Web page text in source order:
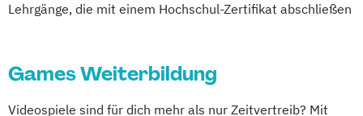
Lehrgänge, die mit einem Hochschul-Zertifikat abschließen
Games Weiterbildung
Videospiele sind für dich mehr als nur Zeitvertreib? Mit